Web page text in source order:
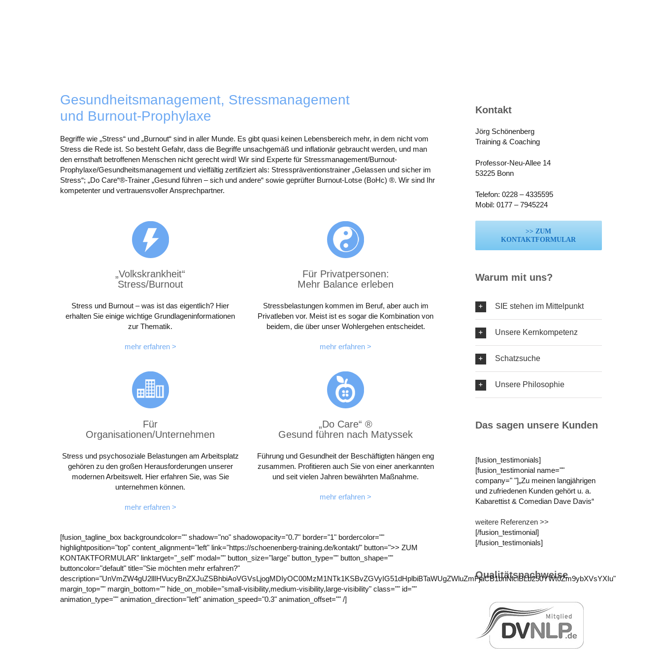
Gesundheitsmanagement, Stressmanagement
und Burnout-Prophylaxe
Begriffe wie „Stress“ und „Burnout“ sind in aller Munde. Es gibt quasi keinen Lebensbereich mehr, in dem nicht vom
Stress die Rede ist. So besteht Gefahr, dass die Begriffe unsachgemäß und inflationär gebraucht werden, und man
den ernsthaft betroffenen Menschen nicht gerecht wird! Wir sind Experte für Stressmanagement/Burnout-
Prophylaxe/Gesundheitsmanagement und vielfältig zertifiziert als: Stresspräventionstrainer „Gelassen und sicher im
Stress“; „Do Care“®-Trainer „Gesund führen – sich und andere“ sowie geprüfter Burnout-Lotse (BoHc) ®. Wir sind Ihr
kompetenter und vertrauensvoller Ansprechpartner.
„Volkskrankheit“
Stress/Burnout
Stress und Burnout – was ist das eigentlich? Hier
erhalten Sie einige wichtige Grundlageninformationen
zur Thematik.
mehr erfahren >
Für Privatpersonen:
Mehr Balance erleben
Stressbelastungen kommen im Beruf, aber auch im
Privatleben vor. Meist ist es sogar die Kombination von
beidem, die über unser Wohlergehen entscheidet.
mehr erfahren >
Für
Organisationen/Unternehmen
Stress und psychosoziale Belastungen am Arbeitsplatz
gehören zu den großen Herausforderungen unserer
modernen Arbeitswelt. Hier erfahren Sie, was Sie
unternehmen können.
mehr erfahren >
„Do Care“ ®
Gesund führen nach Matyssek
Führung und Gesundheit der Beschäftigten hängen eng
zusammen. Profitieren auch Sie von einer anerkannten
und seit vielen Jahren bewährten Maßnahme.
mehr erfahren >
[fusion_tagline_box backgroundcolor="" shadow="no" shadowopacity="0.7" border="1" bordercolor=""
highlightposition="top" content_alignment="left" link="https://schoenenberg-training.de/kontakt/" button=">> ZUM
KONTAKTFORMULAR" linktarget="_self" modal="" button_size="large" button_type="" button_shape=""
buttoncolor="default" title="Sie möchten mehr erfahren?"
description="UnVmZW4gU2llIHVucyBnZXJuZSBhbiAoVGVsLjogMDIyOC00MzM1NTk1KSBvZGVyIG51dHplbiBTaWUgZWluZmFjaCB1bnNlciBLb250YWt0Zm9ybXVsYXIu"
margin_top="" margin_bottom="" hide_on_mobile="small-visibility,medium-visibility,large-visibility" class="" id=""
animation_type="" animation_direction="left" animation_speed="0.3" animation_offset="" /]
Kontakt
Jörg Schönenberg
Training & Coaching
Professor-Neu-Allee 14
53225 Bonn
Telefon: 0228 – 4335595
Mobil: 0177 – 7945224
>> ZUM
KONTAKTFORMULAR
Warum mit uns?
SIE stehen im Mittelpunkt
Unsere Kernkompetenz
Schatzsuche
Unsere Philosophie
Das sagen unsere Kunden
[fusion_testimonials]
[fusion_testimonial name=""
company=" "]„Zu meinen langjährigen
und zufriedenen Kunden gehört u. a.
Kabarettist & Comedian Dave Davis“
weitere Referenzen >>
[/fusion_testimonial]
[/fusion_testimonials]
Qualitätsnachweise